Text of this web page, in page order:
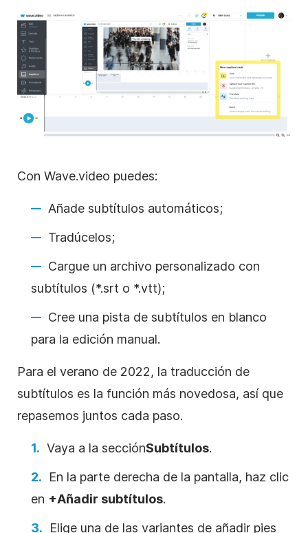
Con Wave.video puedes:
Añade subtítulos automáticos;
Tradúcelos;
Cargue un archivo personalizado con
subtítulos (*.srt o *.vtt);
Cree una pista de subtítulos en blanco
para la edición manual.
Para el verano de 2022, la traducción de
subtítulos es la función más novedosa, así que
repasemos juntos cada paso.
Vaya a la secciónSubtítulos.
En la parte derecha de la pantalla, haz clic
en +Añadir subtítulos.
Elige una de las variantes de añadir pies